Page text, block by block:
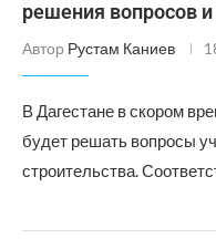
решения вопросов
Автор Рустам Каниев
В Дагестане в скором
будет решать вопросы
строительства.